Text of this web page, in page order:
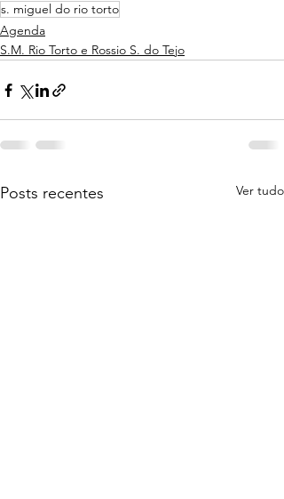
s. miguel do rio torto
Agenda
S.M. Rio Torto e Rossio S. do Tejo
Posts recentes Ver tudo